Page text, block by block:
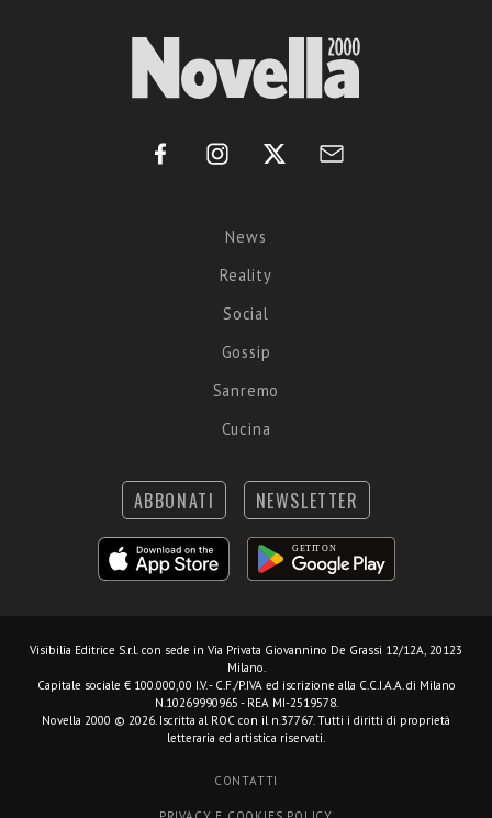
News
Reality
Social
Gossip
Sanremo
Cucina
ABBONATI NEWSLETTER
Visibilia Editrice S.r.l. con sede in Via Privata Giovannino De Grassi 12/12A, 20123
Milano.
Capitale sociale € 100.000,00 I.V. - C.F./P.IVA ed iscrizione alla C.C.I.A.A. di Milano
N.10269990965 - REA MI-2519578.
Novella 2000 © 2026. Iscritta al ROC con il n.37767. Tutti i diritti di proprietà
letteraria ed artistica riservati.
CONTATTI